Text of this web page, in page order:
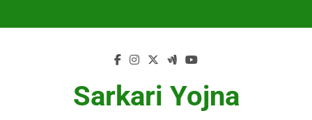
Sarkari Yojna